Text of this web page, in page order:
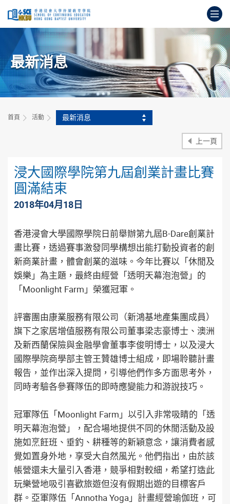
容
打
要
內
容
最新消息
首頁 活動 最新消息
上一頁
浸大國際學院第九屆創業計畫比賽
圓滿結束
2018年04月18日
香港浸會大學國際學院日前舉辦第九屆B-Dare創業計
畫比賽，透過賽事激發同學構想出能打動投資者的創
新商業計畫，體會創業的滋味。今年比賽以「休閒及
娛樂」為主題，最終由經營「透明天幕泡泡營」的
「Moonlight Farm」榮獲冠軍。
評審團由康業服務有限公司（新鴻基地產集團成員）
旗下之家居增值服務有限公司董事梁志豪博士、澳洲
及新西蘭保險與金融學會董事李俊明博士，以及浸大
國際學院商學部主管王贊雄博士組成，即場聆聽計畫
報告，並作出深入提問，引導他們作多方面思考外，
同時考驗各參賽隊伍的即時應變能力和游說技巧。
冠軍隊伍「Moonlight Farm」以引入非常吸睛的「透
明天幕泡泡營」，配合場地提供不同的休閒活動及設
施如烹飪班、垂釣、耕種等的新穎意念，讓消費者感
覺如置身外地，享受大自然風光。他們指出，由於該
帳營還未大量引入香港，競爭相對較細，希望打造此
玩樂營地吸引喜歡旅遊但沒有假期出遊的目標客戶
群。亞軍隊伍「Annotha Yoga」計畫經營瑜伽班，可